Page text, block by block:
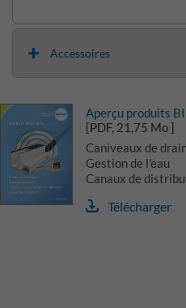
Accessoires
Aperçu produits
[PDF, 21,75 Mo ]
Caniveaux de
Gestion de l'eau
Canaux de
Télécharger